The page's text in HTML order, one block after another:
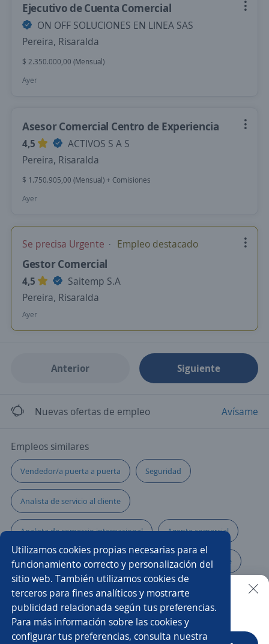
Utilizamos cookies propias necesarias para el
funcionamiento correcto y personalización del
sitio web. También utilizamos cookies de
terceros para fines analíticos y mostrarte
publicidad relacionada según tus preferencias.
Para más información sobre las cookies y
configurar tus preferencias, consulta nuestra
Ejecutivo de Cuenta Comercial
ON OFF SOLUCIONES EN LINEA SAS
Pereira, Risaralda
$ 2.350.000,00 (Mensual)
Ayer
Asesor Comercial Centro de Experiencia
4,5
ACTIVOS S A S
Pereira, Risaralda
$ 1.750.905,00 (Mensual) + Comisiones
Ayer
Se precisa Urgente Empleo destacado
Gestor Comercial
4,5
Saitemp S.A
Pereira, Risaralda
Ayer
Anterior Siguiente
Nuevas ofertas de empleo Avísame
Empleos similares
Vendedor/a puerta a puerta Seguridad
Analista de servicio al cliente
Analista de comercio internacional Agente comercial
Administrador/a de tienda Asesor/a servicio al cliente
Teleoperador/a Vendedor mostrador
Auxiliar punto de venta Mercaderista
Buscar es más fácil en la app